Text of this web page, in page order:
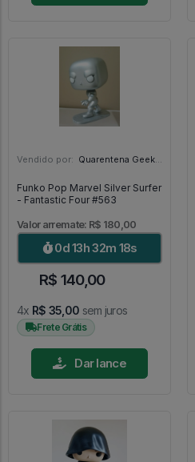
Vendido por: Quarentena Geek Store - SP
Funko Pop Marvel Silver Surfer
- Fantastic Four #563
Valor arremate: R$ 180,00
0d 13h 32m 17s
R$ 140,00
4x R$ 35,00 sem juros
Frete Grátis
Dar lance